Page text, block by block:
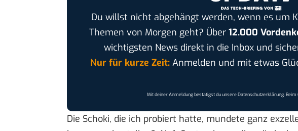
Du willst nicht abgehängt werden, wenn es um
Themen von Morgen geht? Über 12.000
wichtigsten News direkt in die Inbox und
Nur für kurze Zeit:Anmelden und mit etwas
Mit deiner Anmeldung bestätigst du unsereDatenschutzerklärung.
Die Schoki, die ich probiert hatte, mundete ganz